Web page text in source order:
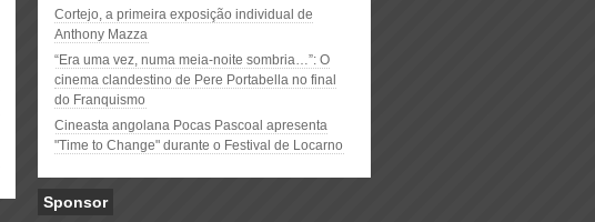
Cortejo, a primeira exposição individual de
Anthony Mazza
“Era uma vez, numa meia-noite sombria…”: O
cinema clandestino de Pere Portabella no final
do Franquismo
Cineasta angolana Pocas Pascoal apresenta
"Time to Change" durante o Festival de Locarno
Sponsor